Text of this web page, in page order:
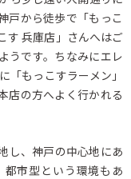
戸から徒歩で「もっこ
す 兵庫店」さんへはご
うです。ちなみにエレ
もっこすラーメン」
店の方へよく行かれる
し、神戸の中心地にあ
市型という環境もあ